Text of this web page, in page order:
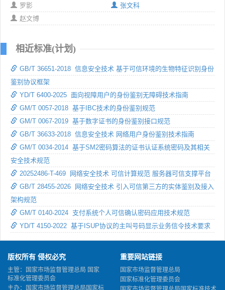
罗影
张文科
赵文博
相近标准(计划)
GB/T 36651-2018 信息安全技术 基于可信环境的生物特征识别身份
鉴别协议框架
YD/T 6400-2025 面向视障用户的身份鉴别无障碍技术指南
GM/T 0057-2018 基于IBC技术的身份鉴别规范
GM/T 0067-2019 基于数字证书的身份鉴别接口规范
GB/T 36633-2018 信息安全技术 网络用户身份鉴别技术指南
GM/T 0034-2014 基于SM2密码算法的证书认证系统密码及其相关
安全技术规范
20252486-T-469 网络安全技术 可信计算规范 服务器可信支撑平台
GB/T 28455-2026 网络安全技术 引入可信第三方的实体鉴别及接入
架构规范
GM/T 0140-2024 支付系统个人可信确认密码应用技术规范
YD/T 4150-2022 基于ISUP协议的主叫号码显示业务信令技术要求
版权所有 侵权必究
主管：国家市场监督管理总局 国家
标准化管理委员会
主办：国家市场监督管理总局国家标
重要网站链接
国家市场监督管理总局
国家标准化管理委员会